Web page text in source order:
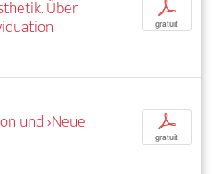
Über
p
gratuit
und ›Neue
p
gratuit